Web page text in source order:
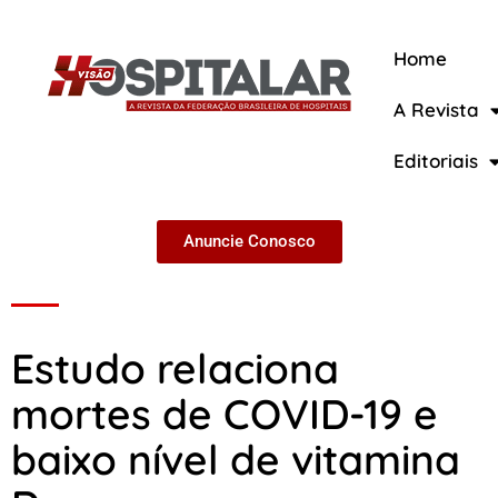
Home
A Revista
Editoriais
Anuncie Conosco
Estudo relaciona
mortes de COVID-19 e
baixo nível de vitamina